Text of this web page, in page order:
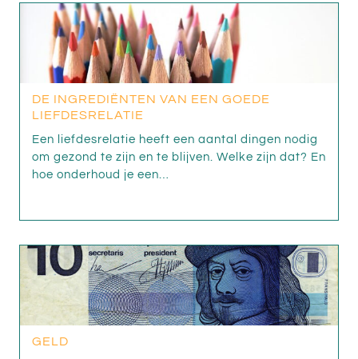
DE INGREDIËNTEN VAN EEN GOEDE
LIEFDESRELATIE
Een liefdesrelatie heeft een aantal dingen nodig
om gezond te zijn en te blijven. Welke zijn dat? En
hoe onderhoud je een…
GELD